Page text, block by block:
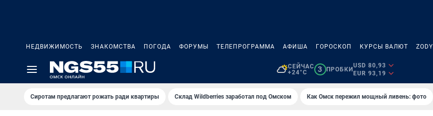
НЕДВИЖИМОСТЬ ЗНАКОМСТВА ПОГОДА ФОРУМЫ ТЕЛЕПРОГРАММА АФИША ГОРОСКОП КУРСЫ ВАЛЮТ ZODY
СЕЙЧАС
+24°C
3 ПРОБКИ
USD 80,93
EUR 93,19
Сиротам предлагают рожать ради квартиры Склад Wildberries заработал под Омском Как Омск пережил мощный ливень: фото